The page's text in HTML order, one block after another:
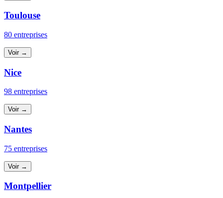
Toulouse
80 entreprises
Voir →
Nice
98 entreprises
Voir →
Nantes
75 entreprises
Voir →
Montpellier